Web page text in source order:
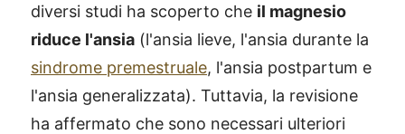
diversi studi ha scoperto che il magnesio
riduce l'ansia (l'ansia lieve, l'ansia durante la
sindrome premestruale, l'ansia postpartum e
l'ansia generalizzata). Tuttavia, la revisione
ha affermato che sono necessari ulteriori